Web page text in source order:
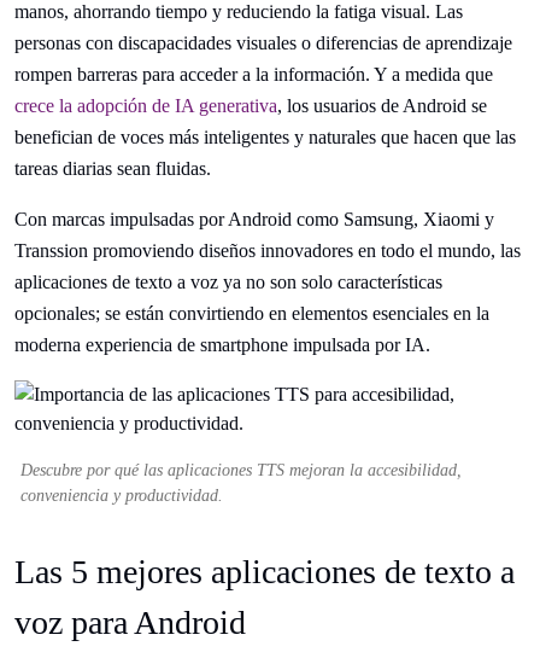
manos, ahorrando tiempo y reduciendo la fatiga visual. Las
personas con discapacidades visuales o diferencias de aprendizaje
rompen barreras para acceder a la información. Y a medida que
crece la adopción de IA generativa, los usuarios de Android se
benefician de voces más inteligentes y naturales que hacen que las
tareas diarias sean fluidas.
Con marcas impulsadas por Android como Samsung, Xiaomi y
Transsion promoviendo diseños innovadores en todo el mundo, las
aplicaciones de texto a voz ya no son solo características
opcionales; se están convirtiendo en elementos esenciales en la
moderna experiencia de smartphone impulsada por IA.
Descubre por qué las aplicaciones TTS mejoran la accesibilidad,
conveniencia y productividad.
Las 5 mejores aplicaciones de texto a
voz para Android